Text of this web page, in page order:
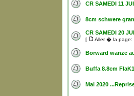
CR SAMEDI 11
8cm schwere
CR SAMEDI 20
[ Aller � la page:
Borward wanze
Buffa 8.8cm
Mai 2020